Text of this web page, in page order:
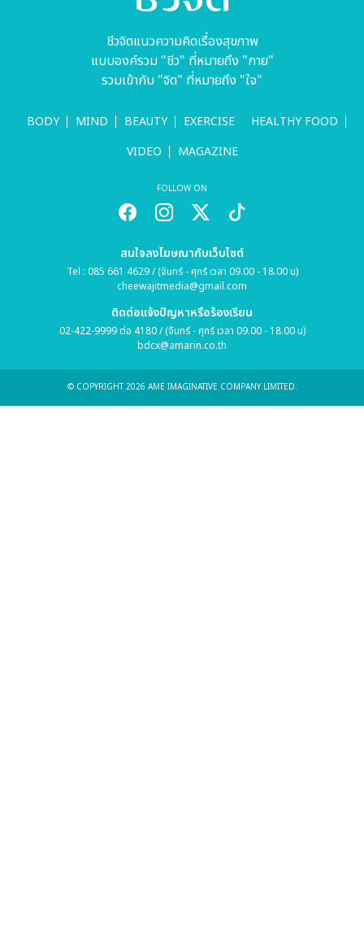
ชีวจิตแนวความคิดเรื่องสุขภาพ
แบบองค์รวม "ชีว" ที่หมายถึง "กาย"
รวมเข้ากับ "จิต" ที่หมายถึง "ใจ"
BODY MIND BEAUTY EXERCISE
HEALTHY FOOD
VIDEO
MAGAZINE
FOLLOW ON
สนใจลงโฆษณากับเว็บไซต์
Tel : 085 661 4629 / (จันทร์ - ศุกร์ เวลา 09.00 - 18.00 น)
cheewajitmedia@gmail.com
ติดต่อแจ้งปัญหาหรือร้องเรียน
02-422-9999 ต่อ 4180 / (จันทร์ - ศุกร์ เวลา 09.00 - 18.00 น)
bdcx@amarin.co.th
© COPYRIGHT 2026 AME IMAGINATIVE COMPANY LIMITED.